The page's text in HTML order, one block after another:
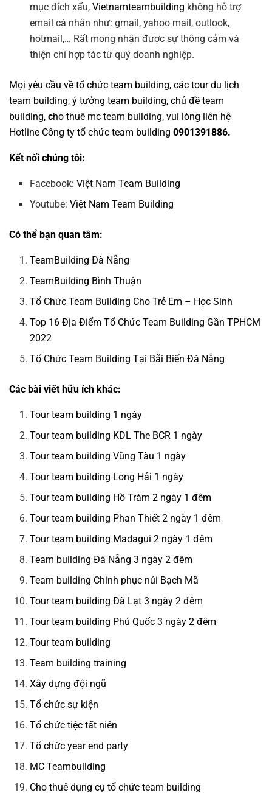
mục đích xấu,Vietnamteambuilding không hỗ trợ
email cá nhân như: gmail, yahoo mail, outlook,
hotmail,… Rất mong nhận được sự thông cảm và
thiện chí hợp tác từ quý doanh nghiệp.
Mọi yêu cầu về tổ chức team building, các tourdu lịch
team building, ý tưởng team building, chủ đề team
building, cho thuê mc team building, vui lòng liên hệ
Hotline Công ty tổ chức team building 0901391886.
Kết nối chúng tôi:
Facebook:Việt Nam Team Building
Youtube:Việt Nam Team Building
Có thể bạn quan tâm:
TeamBuilding Đà Nẵng
TeamBuilding Bình Thuận
Tổ Chức Team Building Cho Trẻ Em – Học Sinh
Top 16 Địa Điểm Tổ Chức Team Building Gần TPHCM
2022
Tổ Chức Team Building Tại Bãi Biển Đà Nẵng
Các bài viết hữu ích khác:
Tour team building 1 ngày
Tour team building KDL The BCR 1 ngày
Tour team building Vũng Tàu 1 ngày
Tour team building Long Hải 1 ngày
Tour team building Hồ Tràm 2 ngày 1 đêm
Tour team building Phan Thiết 2 ngày 1 đêm
Tour team building Madagui 2 ngày 1 đêm
Team building Đà Nẵng 3 ngày 2 đêm
Team building Chinh phục núi Bạch Mã
Tour team building Đà Lạt 3 ngày 2 đêm
Tour team building Phú Quốc 3 ngày 2 đêm
Tour team building
Team building training
Xây dựng đội ngũ
Tổ chức sự kiện
Tổ chức tiệc tất niên
Tổ chức year end party
MC Teambuilding
Cho thuê dụng cụ tổ chức team building